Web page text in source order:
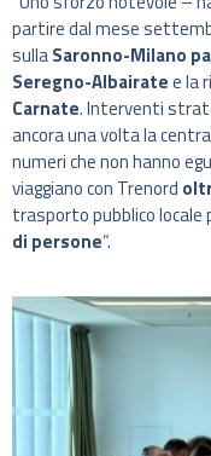
partire dal mese
sullaSaronno-Milano
Seregno-Albairatee la
Carnate. Interventi
ancora una volta la
numeri che non hanno
viaggiano con Trenord
trasporto pubblico
di persone“.